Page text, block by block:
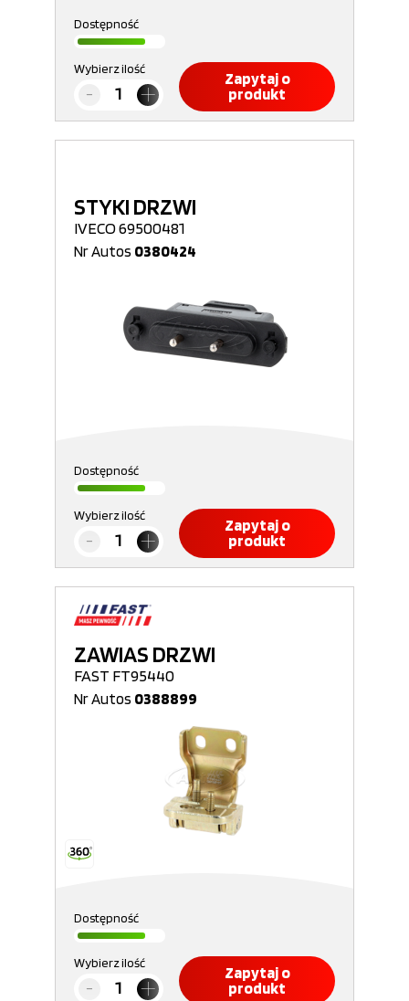
Dostępność
Wybierz ilość
Zapytaj o
produkt
STYKI DRZWI
IVECO 69500481
Nr Autos 0380424
Dostępność
Wybierz ilość
Zapytaj o
produkt
ZAWIAS DRZWI
FAST FT95440
Nr Autos 0388899
Dostępność
Wybierz ilość
Zapytaj o
produkt